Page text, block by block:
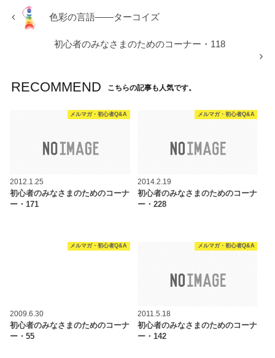
色彩の言語――ターコイズ
初心者のみなさまのためのコーナー・118
RECOMMEND こちらの記事も人気です。
メルマガ・初心者Q&A
2012.1.25
初心者のみなさまのためのコーナ
ー・171
メルマガ・初心者Q&A
2014.2.19
初心者のみなさまのためのコーナ
ー・228
メルマガ・初心者Q&A
2009.6.30
初心者のみなさまのためのコーナ
ー・55
メルマガ・初心者Q&A
2011.5.18
初心者のみなさまのためのコーナ
ー・142